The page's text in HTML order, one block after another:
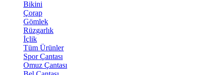
Bikini
Çorap
Gömlek
Rüzgarlık
İçlik
Tüm Ürünler
Spor Çantası
Omuz Çantası